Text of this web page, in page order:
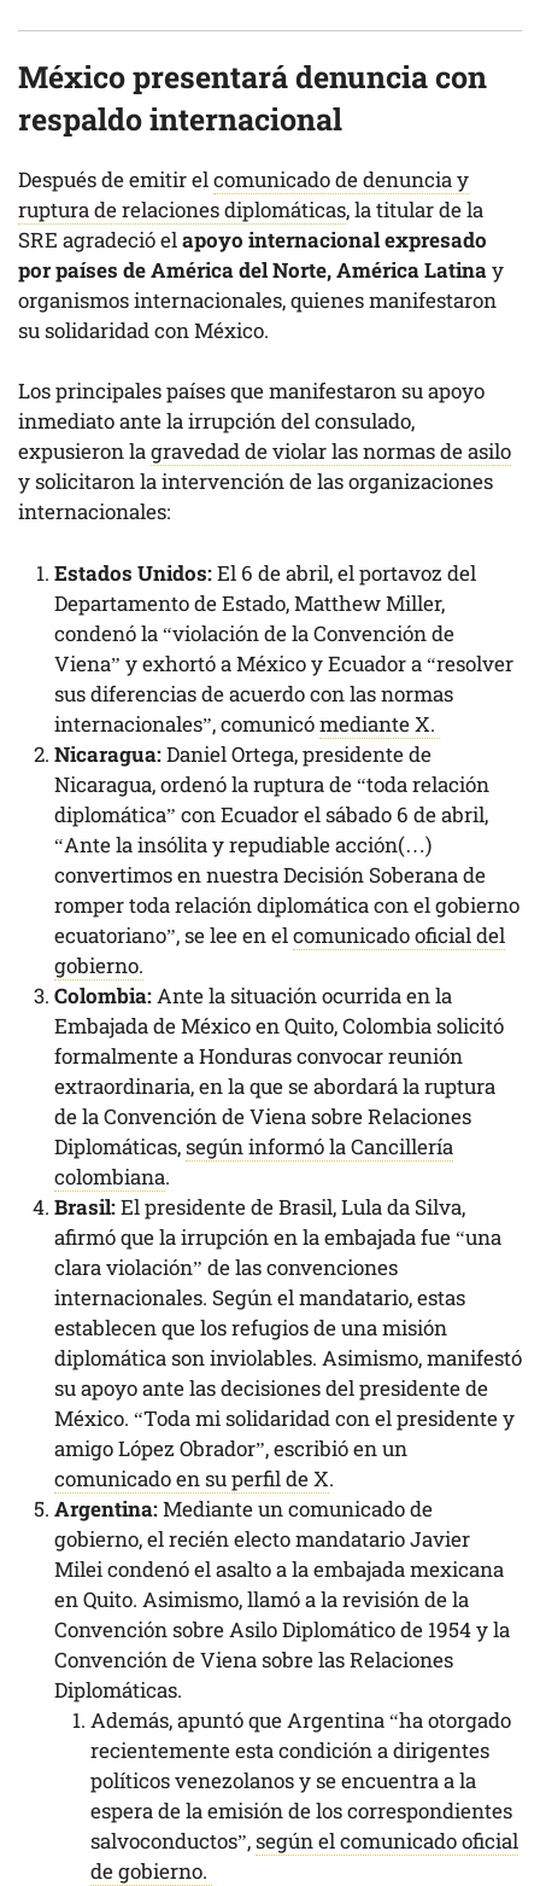
México presentará denuncia con
respaldo internacional
Después de emitir elcomunicado de denuncia y
ruptura de relaciones diplomáticas, la titular de la
SRE agradeció elapoyo internacional expresado
por países de América del Norte, América Latinay
organismos internacionales, quienes manifestaron
su solidaridad con México.
Los principales países que manifestaron su apoyo
inmediato ante la irrupción del consulado,
expusieron lagravedad de violar las normas de asilo
y solicitaron la intervención de las organizaciones
internacionales:
Estados Unidos:El 6 de abril, el portavoz del
Departamento de Estado, Matthew Miller,
condenó la “violación de la Convención de
Viena” y exhortó a México y Ecuador a “resolver
sus diferencias de acuerdo con las normas
internacionales”, comunicómediante X.
Nicaragua:Daniel Ortega, presidente de
Nicaragua, ordenó la ruptura de “toda relación
diplomática” con Ecuador el sábado 6 de abril,
“Ante la insólita y repudiable acción(…)
convertimos en nuestra Decisión Soberana de
romper toda relación diplomática con el gobierno
ecuatoriano”, se lee en elcomunicado oficial del
gobierno.
Colombia: Ante la situación ocurrida en la
Embajada de México en Quito, Colombia solicitó
formalmente a Honduras convocar reunión
extraordinaria, en la que se abordará la ruptura
de la Convención de Viena sobre Relaciones
Diplomáticas,según informó la Cancillería
colombiana.
Brasil:El presidente de Brasil, Lula da Silva,
afirmó que la irrupción en la embajada fue “una
clara violación” de las convenciones
internacionales. Según el mandatario, estas
establecen que los refugios de una misión
diplomática son inviolables. Asimismo, manifestó
su apoyo ante las decisiones del presidente de
México. “Toda mi solidaridad con el presidente y
amigo López Obrador”, escribió en un
comunicado en su perfil de X.
Argentina:Mediante un comunicado de
gobierno, el recién electo mandatario Javier
Milei condenó el asalto a la embajada mexicana
en Quito. Asimismo, llamó a la revisión de la
Convención sobre Asilo Diplomático de 1954 y la
Convención de Viena sobre las Relaciones
Diplomáticas.
Además, apuntó que Argentina “ha otorgado
recientemente esta condición a dirigentes
políticos venezolanos y se encuentra a la
espera de la emisión de los correspondientes
salvoconductos”,según el comunicado oficial
de gobierno.